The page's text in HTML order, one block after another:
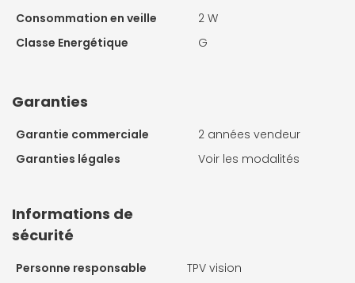
Consommation en veille
2 W
Classe Energétique
G
Garanties
Garantie commerciale
2 années vendeur
Garanties légales
Voir les modalités
Informations de
sécurité
Personne responsable
TPV vision